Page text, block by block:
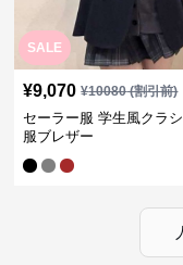
SALE
¥9,070 ¥10080(割引前)
セーラー服 学生風クラ
服ブレザー